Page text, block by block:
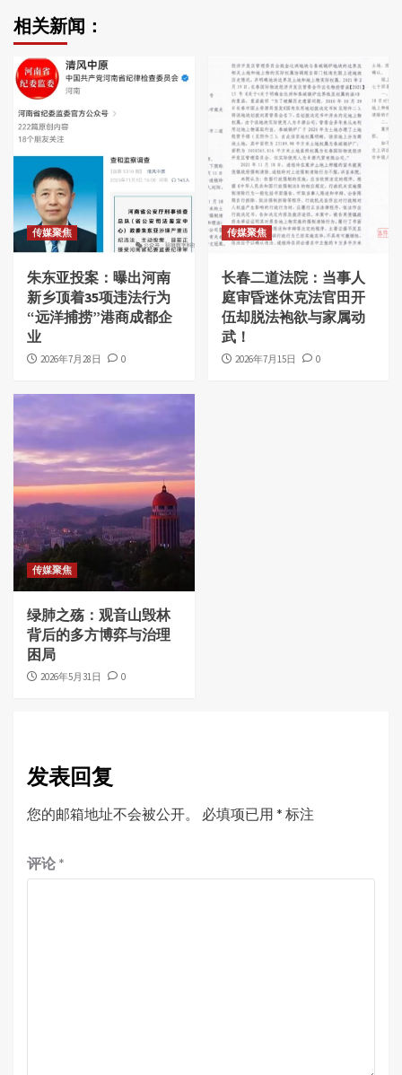
相关新闻：
传媒聚焦
朱东亚投案：曝出河南
新乡顶着35项违法行为
“远洋捕捞”港商成都企
业
2026年7月28日 0
传媒聚焦
长春二道法院：当事人
庭审昏迷休克法官田开
伍却脱法袍欲与家属动
武！
2026年7月15日 0
传媒聚焦
绿肺之殇：观音山毁林
背后的多方博弈与治理
困局
2026年5月31日 0
发表回复
您的邮箱地址不会被公开。 必填项已用 * 标注
评论 *